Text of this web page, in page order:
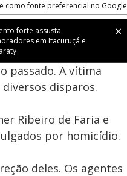
como fonte preferencial no Google
window
forte assusta
em Itacuruçá e
no processo que
ação da PM na
passado. A vítima
disparos.
Ribeiro de Faria e
por homicídio.
deles. Os agentes